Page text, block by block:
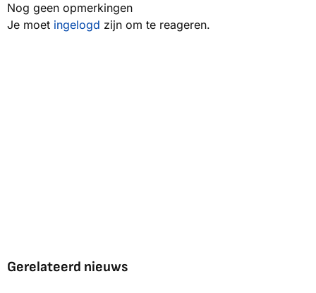
Nog geen opmerkingen
Je moet ingelogd zijn om te reageren.
Gerelateerd nieuws